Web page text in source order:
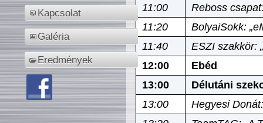
Kapcsolat
Galéria
Eredmények
11:00
Reboss
11:20
BolyaiSokk:
11:40
ESZI szakkör:
12:00
Ebéd
13:00
Délutáni
13:00
Hegyesi